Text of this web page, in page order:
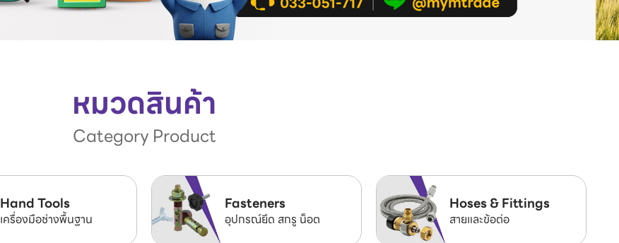
หมวดสินค้า
Category Product
Hand Tools
เครื่องมือช่างพื้นฐาน
Fasteners
อุปกรณ์ยึด สกรู น็อต
Hoses & Fittings
สายและข้อต่อ